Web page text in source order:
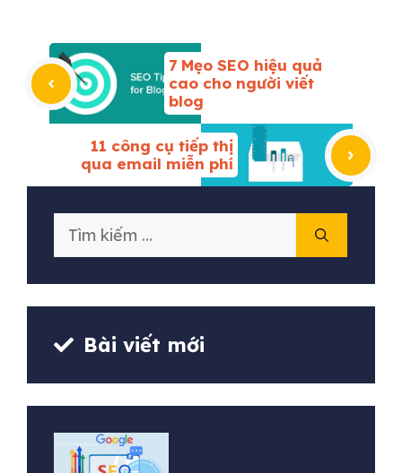
7 Mẹo SEO hiệu quả
cao cho người viết
blog
11 công cụ tiếp thị
qua email miễn phí
Tìm
Bài viết mới